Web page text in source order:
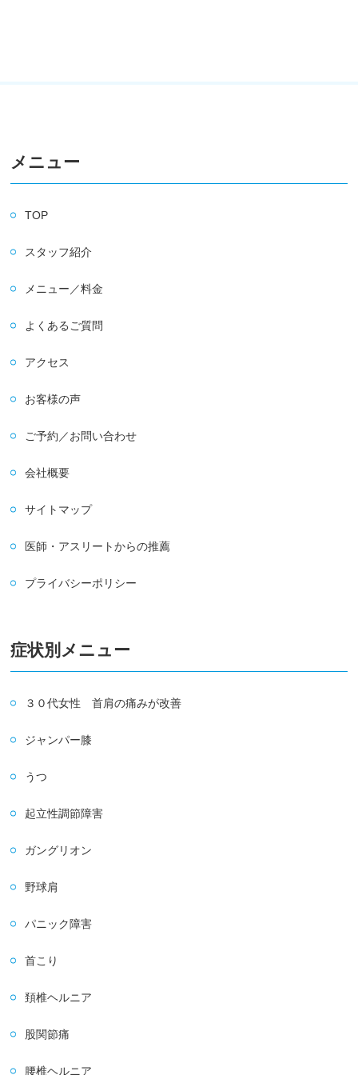
メニュー
TOP
スタッフ紹介
メニュー／料金
よくあるご質問
アクセス
お客様の声
ご予約／お問い合わせ
会社概要
サイトマップ
医師・アスリートからの推薦
プライバシーポリシー
症状別メニュー
３０代女性 首肩の痛みが改善
ジャンパー膝
うつ
起立性調節障害
ガングリオン
野球肩
パニック障害
首こり
頚椎ヘルニア
股関節痛
腰椎ヘルニア